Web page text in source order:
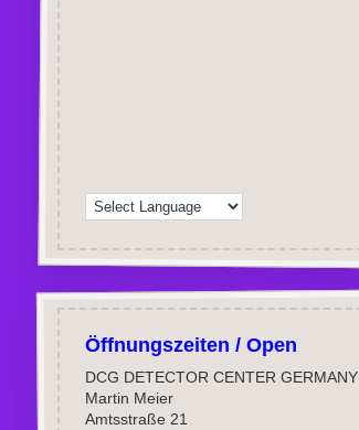
Öffnungszeiten / Open
DCG DETECTOR CENTER GERMANY
Martin Meier
Amtsstraße 21